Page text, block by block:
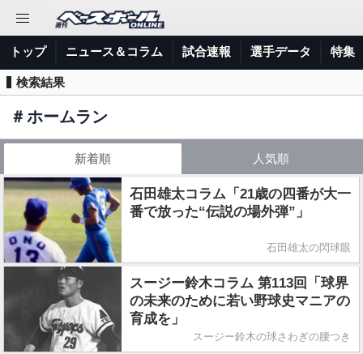
トップ ニュース＆コラム 試合速報 選手データ 特集
検索結果
＃ホームラン
新着順 人気順
石田雄太コラム「21歳の四番が大一
番で放った“伝説の場外弾”」
石田雄太の閃球眼
スージー鈴木コラム 第113回「球界
の未来のために若い野球史マニアの
育成を」
スージー鈴木の球さわぎの腰つき